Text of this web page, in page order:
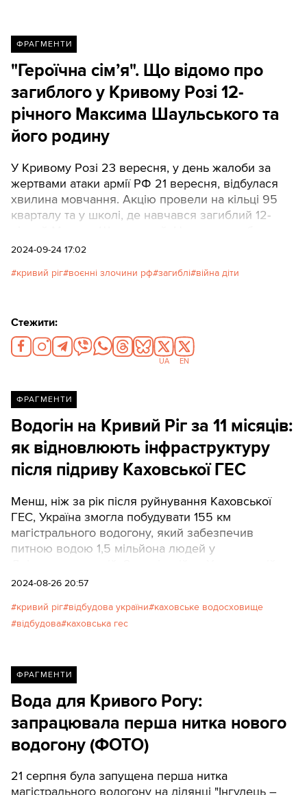
ФРАГМЕНТИ
"Героїчна сімʼя". Що відомо про
загиблого у Кривому Розі 12-
річного Максима Шаульського та
його родину
У Кривому Розі 23 вересня, у день жалоби за
жертвами атаки армії РФ 21 вересня, відбулася
хвилина мовчання. Акцію провели на кільці 95
кварталу та у школі, де навчався загиблий 12-
діти принесли квіти, іграшки та дзвіночки.
2024-09-24 17:02
кривий ріг воєнні злочини рф загиблі війна діти
Стежити:
UA EN
ФРАГМЕНТИ
Водогін на Кривий Ріг за 11 місяців:
як відновлюють інфраструктуру
після підриву Каховської ГЕС
Менш, ніж за рік після руйнування Каховської
ГЕС, Україна змогла побудувати 155 км
магістрального водогону, який забезпечив
питною водою 1,5 мільйона людей у
областях.
2024-08-26 20:57
кривий ріг відбудова україни каховське водосховище
відбудова каховська гес
ФРАГМЕНТИ
Вода для Кривого Рогу:
запрацювала перша нитка нового
водогону (ФОТО)
21 серпня була запущена перша нитка
магістрального водогону на ділянці "Інгулець –